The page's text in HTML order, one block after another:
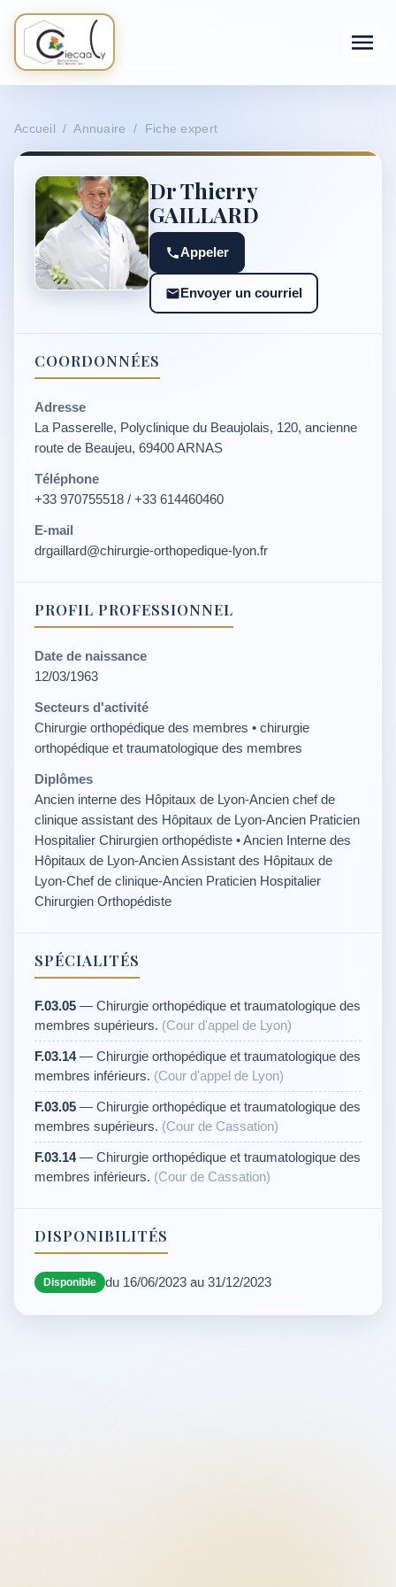
Accueil / Annuaire / Fiche expert
Dr Thierry
GAILLARD
Appeler
Envoyer un courriel
COORDONNÉES
Adresse
La Passerelle, Polyclinique du Beaujolais, 120, ancienne
route de Beaujeu, 69400 ARNAS
Téléphone
+33 970755518 / +33 614460460
E-mail
drgaillard@chirurgie-orthopedique-lyon.fr
PROFIL PROFESSIONNEL
Date de naissance
12/03/1963
Secteurs d'activité
Chirurgie orthopédique des membres • chirurgie
orthopédique et traumatologique des membres
Diplômes
Ancien interne des Hôpitaux de Lyon-Ancien chef de
clinique assistant des Hôpitaux de Lyon-Ancien Praticien
Hospitalier Chirurgien orthopédiste • Ancien Interne des
Hôpitaux de Lyon-Ancien Assistant des Hôpitaux de
Lyon-Chef de clinique-Ancien Praticien Hospitalier
Chirurgien Orthopédiste
SPÉCIALITÉS
F.03.05 — Chirurgie orthopédique et traumatologique des
membres supérieurs. (Cour d'appel de Lyon)
F.03.14— Chirurgie orthopédique et traumatologique des
membres inférieurs. (Cour d'appel de Lyon)
F.03.05 — Chirurgie orthopédique et traumatologique des
membres supérieurs. (Cour de Cassation)
F.03.14— Chirurgie orthopédique et traumatologique des
membres inférieurs. (Cour de Cassation)
DISPONIBILITÉS
Disponible du 16/06/2023 au 31/12/2023